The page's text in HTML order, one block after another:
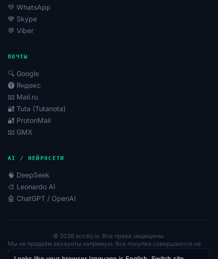
💚 WhatsApp
💙 Skype
💬 Viber
ПОЧТЫ
🔍 Google
🅨 Яндекс
📧 Mail.ru
🔐 Tuta (Tutanota)
🔐 ProtonMail
📧 GMX
AI / НЕЙРОСЕТИ
🧠 DeepSeek
🎨 Leonardo AI
🤖 ChatGPT / OpenAI
© 2026 accsly.io. Все права защищены.
Мы не продаём аккаунты напрямую. Все покупки совершаются на
сайтах магазинов-партнёров.